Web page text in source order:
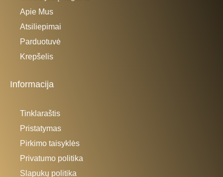
Apie Mus
Atsiliepimai
Parduotuvė
Krepšelis
Informacija
Tinklaraštis
Pristatymas
Pirkimo taisyklės
Privatumo politika
Slapukų politika